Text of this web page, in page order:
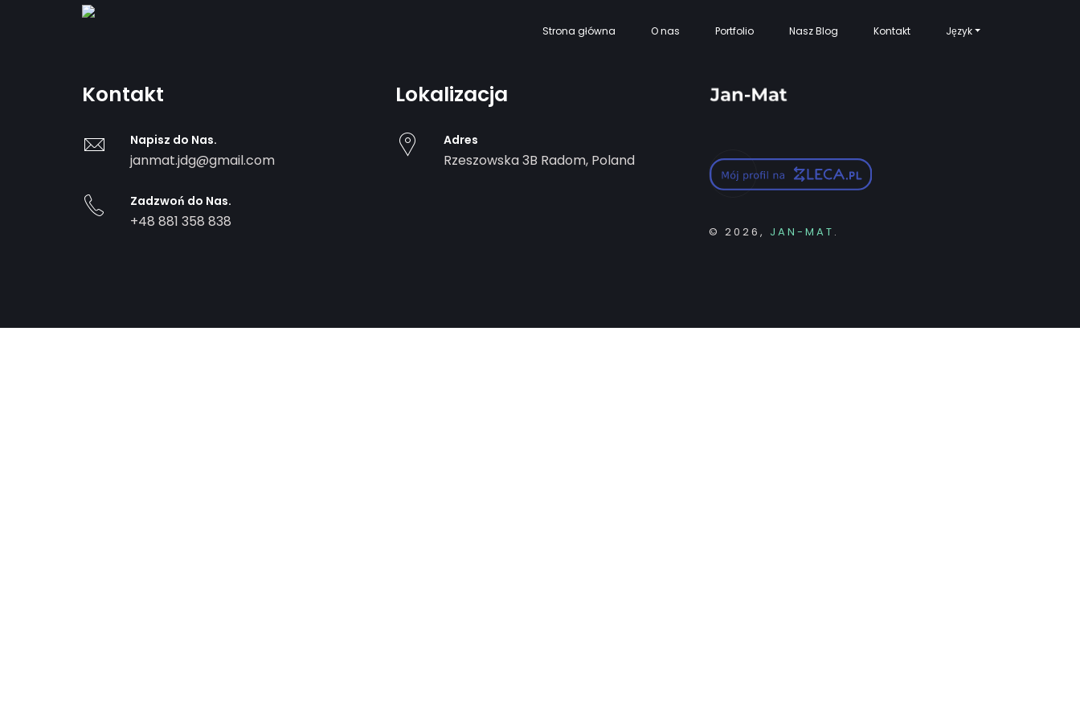
Strona główna O nas Portfolio Nasz Blog Kontakt Język
Kontakt
Napisz do Nas.
janmat.jdg@gmail.com
Zadzwoń do Nas.
+48 881 358 838
Lokalizacja
Adres
Rzeszowska 3B Radom, Poland
© 2026, JAN-MAT .